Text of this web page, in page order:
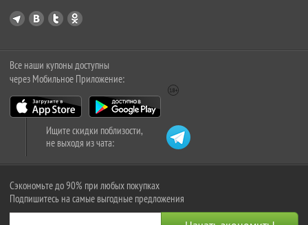
Все наши купоны доступны
через Мобильное Приложение:
Ищите скидки поблизости,
не выходя из чата:
Сэкономьте до 90% при любых покупках
Подпишитесь на самые выгодные предложения